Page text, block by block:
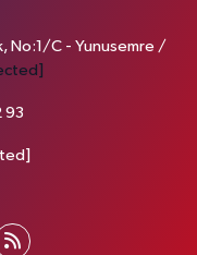
No:1/C - Yunusemre /
93